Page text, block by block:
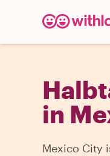
in
Mexico City